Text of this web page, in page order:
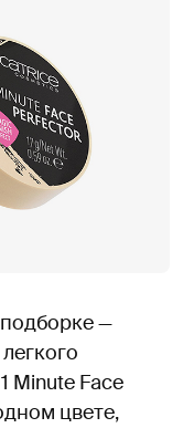
—
Minute Face
цвете,